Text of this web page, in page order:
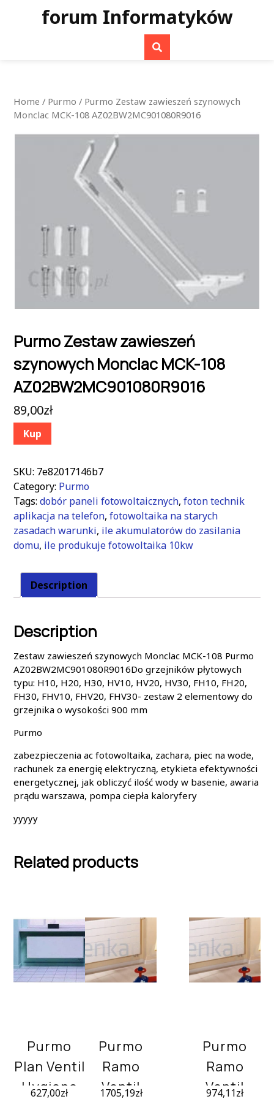
forum Informatyków
Home / Purmo / Purmo Zestaw zawieszeń szynowych
Monclac MCK-108 AZ02BW2MC901080R9016
Purmo Zestaw zawieszeń
szynowych Monclac MCK-108
AZ02BW2MC901080R9016
89,00zł
Kup
SKU: 7e82017146b7
Category: Purmo
Tags: dobór paneli fotowoltaicznych, foton technik
aplikacja na telefon, fotowoltaika na starych
zasadach warunki, ile akumulatorów do zasilania
domu, ile produkuje fotowoltaika 10kw
Description
Description
Zestaw zawieszeń szynowych Monclac MCK-108 Purmo
AZ02BW2MC901080R9016Do grzejników płytowych
typu: H10, H20, H30, HV10, HV20, HV30, FH10, FH20,
FH30, FHV10, FHV20, FHV30- zestaw 2 elementowy do
grzejnika o wysokości 900 mm
Purmo
zabezpieczenia ac fotowoltaika, zachara, piec na wode,
rachunek za energię elektryczną, etykieta efektywności
energetycznej, jak obliczyć ilość wody w basenie, awaria
prądu warszawa, pompa ciepła kaloryfery
yyyyy
Related products
Purmo
Plan Ventil
Hygiene
627,00zł
Purmo
Ramo
Ventil
974,11zł
Purmo
Ramo
Ventil
1705,19zł